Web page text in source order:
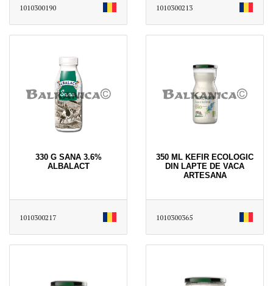
1010300190 1010300213
330 G SANA 3.6%
ALBALACT
1010300217
350 ML KEFIR ECOLOGIC
DIN LAPTE DE VACA
ARTESANA
1010300365